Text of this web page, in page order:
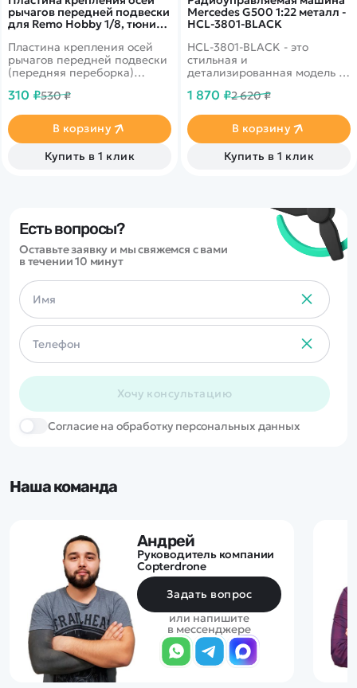
рычагов передней подвески
для Remo Hobby 1/8, тюнинг,
Пластина крепления осей
рычагов передней подвески
(передняя переборка)
радиоуправляемых моделей
310 ₽530 ₽
В корзину
Купить в 1 клик
Mercedes G500 1:22 металл -
HCL-3801-BLACK
HCL-3801-BLACK - это
стильная и
детализированная модель с
светодиодной подсветкой
парогенератором с
подсветкой.
Открывающиеся двери,
капот и багажник делают
1 870 ₽2 620 ₽
В корзину
Купить в 1 клик
Есть вопросы?
Оставьте заявку и мы свяжемся с вами
в течении 10 минут
Хочу консультацию
Cогласие на обработку персональных данных
Наша команда
Андрей
Руководитель компании
Copterdrone
Задать вопрос
или напишите
в мессенджере